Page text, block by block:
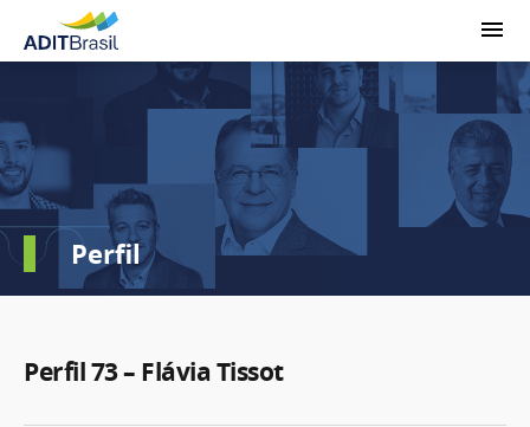
Perfil
Perfil 73 – Flávia Tissot